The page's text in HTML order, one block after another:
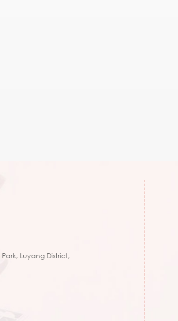
Luyang District,